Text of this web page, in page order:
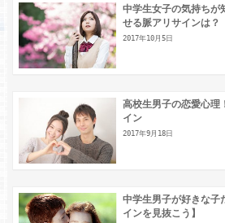
中学生女子の気持ちが
せる脈アリサインは？
2017年10月5日
高校生男子の恋愛心理
イン
2017年9月18日
中学生男子が好きな子
インを見抜こう】